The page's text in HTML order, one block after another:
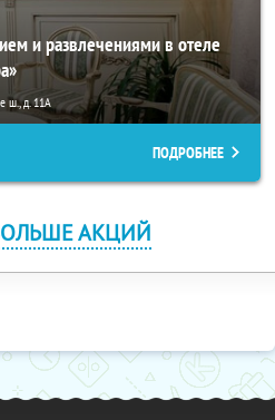
и развлечениями в отеле
ш., д. 11А
ПОДРОБНЕЕ
АКЦИЙ